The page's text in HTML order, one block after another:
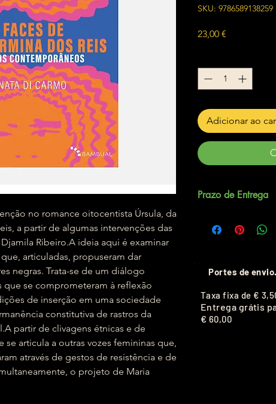
no romance oitocentista Úrsula, da
a partir de algumas intervenções das
Ribeiro.A ideia aqui é examinar
articuladas, propuseram dar
negras. Trata-se de um diálogo
se comprometeram à reflexão
de inserção em uma sociedade
constitutiva de rastros da
partir de clivagens étnicas e de
se articula a outras vozes femininas que,
através de gestos de resistência e de
o projeto de Maria
SKU: 9786589138259
23,00 €
Adicionar ao
Prazo de Entrega
Portes de
Taxa fixa de €
Entrega grátis
€ 60,00